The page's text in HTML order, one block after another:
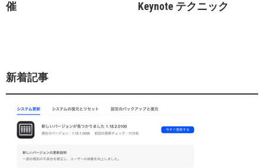
催 Keynote テクニック
新着記事